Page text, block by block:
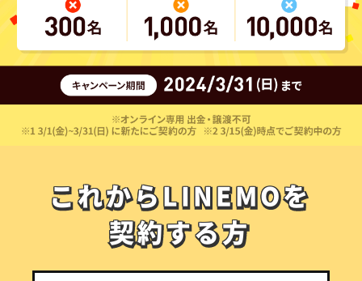
これからLINEMOを
契約する方
これからLINEMOを
契約する方